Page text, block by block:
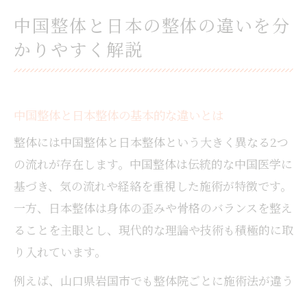
中国整体と日本の整体の違いを分
かりやすく解説
中国整体と日本整体の基本的な違いとは
整体には中国整体と日本整体という大きく異なる2つ
の流れが存在します。中国整体は伝統的な中国医学に
基づき、気の流れや経絡を重視した施術が特徴です。
一方、日本整体は身体の歪みや骨格のバランスを整え
ることを主眼とし、現代的な理論や技術も積極的に取
り入れています。
例えば、山口県岩国市でも整体院ごとに施術法が違う